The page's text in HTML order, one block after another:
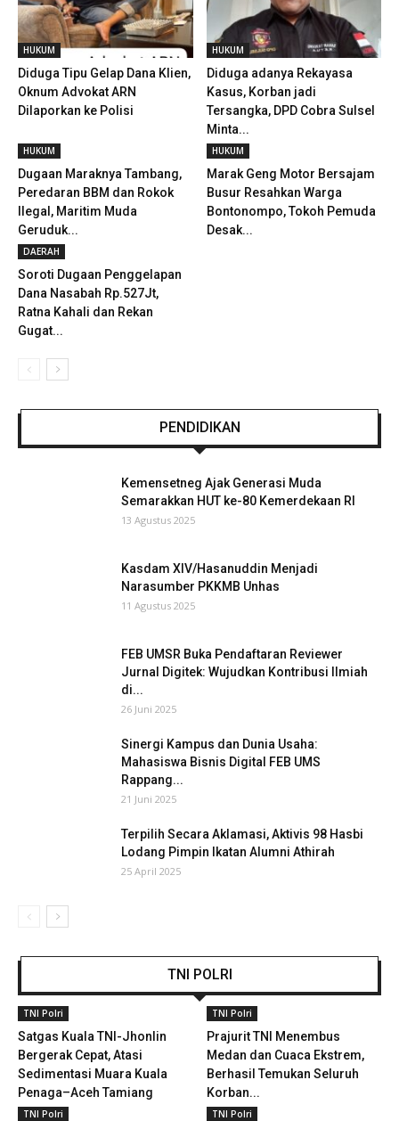
HUKUM
Diduga Tipu Gelap Dana Klien,
Oknum Advokat ARN
Dilaporkan ke Polisi
HUKUM
Diduga adanya Rekayasa
Kasus, Korban jadi
Tersangka, DPD Cobra Sulsel
Minta...
HUKUM
Dugaan Maraknya Tambang,
Peredaran BBM dan Rokok
Ilegal, Maritim Muda
Geruduk...
HUKUM
Marak Geng Motor Bersajam
Busur Resahkan Warga
Bontonompo, Tokoh Pemuda
Desak...
DAERAH
Soroti Dugaan Penggelapan
Dana Nasabah Rp.527Jt,
Ratna Kahali dan Rekan
Gugat...
PENDIDIKAN
Kemensetneg Ajak Generasi Muda
Semarakkan HUT ke-80 Kemerdekaan RI
13 Agustus 2025
Kasdam XIV/Hasanuddin Menjadi
Narasumber PKKMB Unhas
11 Agustus 2025
FEB UMSR Buka Pendaftaran Reviewer
Jurnal Digitek: Wujudkan Kontribusi Ilmiah
di...
26 Juni 2025
Sinergi Kampus dan Dunia Usaha:
Mahasiswa Bisnis Digital FEB UMS
Rappang...
21 Juni 2025
Terpilih Secara Aklamasi, Aktivis 98 Hasbi
Lodang Pimpin Ikatan Alumni Athirah
25 April 2025
TNI POLRI
TNI Polri
Satgas Kuala TNI-Jhonlin
Bergerak Cepat, Atasi
Sedimentasi Muara Kuala
Penaga–Aceh Tamiang
TNI Polri
Prajurit TNI Menembus
Medan dan Cuaca Ekstrem,
Berhasil Temukan Seluruh
Korban...
TNI Polri TNI Polri